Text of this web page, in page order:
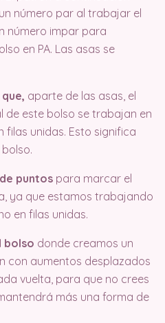
número par al trabajar el
número impar para
en PA. Las asas se
aparte de las asas, el
de este bolso se trabajan en
filas unidas. Esto significa
puntos para marcar el
ya que estamos trabajando
en filas unidas.
bolso donde creamos un
con aumentos desplazados
vuelta, para que no crees
más una forma de